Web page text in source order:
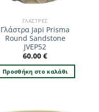
ΓΛΆΣΤΡΕΣ
Γλάστρα Japi Prisma
Round Sandstone
JVEP52
60.00€
Προσθήκη στο καλάθι